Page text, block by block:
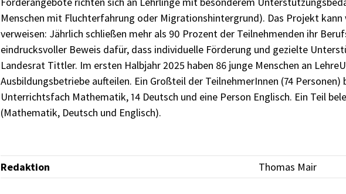
Menschen mit Fluchterfahrung oder Migrationshintergrund). Das Projekt
verweisen: Jährlich schließen mehr als 90 Prozent der Teilnehmenden ihr
eindrucksvoller Beweis dafür, dass individuelle Förderung und gezielte
Landesrat Tittler. Im ersten Halbjahr 2025 haben 86 junge Menschen an
Ausbildungsbetriebe aufteilen. Ein Großteil der TeilnehmerInnen (74 Personen)
Unterrichtsfach Mathematik, 14 Deutsch und eine Person Englisch. Ein Teil
(Mathematik, Deutsch und Englisch).
Redaktion Thomas Mair